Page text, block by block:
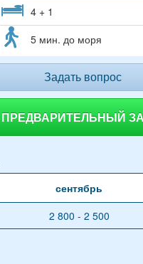
4 + 1
5 мин. до моря
Задать вопрос
ПРЕДВАРИТЕЛЬНЫЙ
сентябрь
2 800 - 2 500